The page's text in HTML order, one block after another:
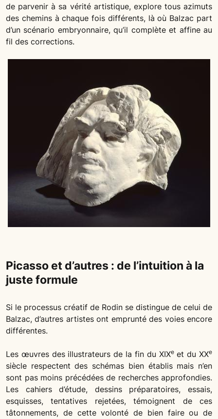
de parvenir à sa vérité artistique, explore tous azimuts
des chemins à chaque fois différents, là où Balzac part
d’un scénario embryonnaire, qu’il complète et affine au
fil des corrections.
Picasso et d’autres : de l’intuition à la
juste formule
Si le processus créatif de Rodin se distingue de celui de
Balzac, d’autres artistes ont emprunté des voies encore
différentes.
Les œuvres des illustrateurs de la fin du XIXeet du XXe
siècle respectent des schémas bien établis mais n’en
sont pas moins précédées de recherches approfondies.
Les cahiers d’étude, dessins préparatoires, essais,
esquisses, tentatives rejetées, témoignent de ces
tâtonnements, de cette volonté de bien faire ou de